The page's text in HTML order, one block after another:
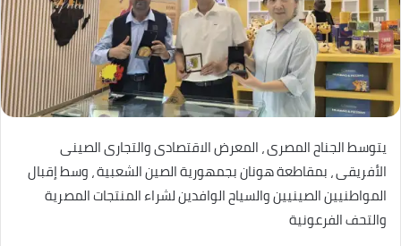
يتوسط الجناح المصرى ، المعرض الاقتصادى والتجارى الصينى
الأفريقى ، بمقاطعة هونان بجمهورية الصين الشعبية ، وسط إقبال
المواطنيين الصينيين والسياح الوافدين لشراء المنتجات المصرية
والتحف الفرعونية